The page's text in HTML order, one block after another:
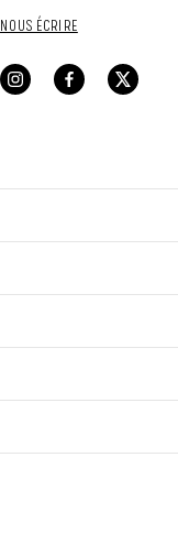
NOUS ÉCRIRE